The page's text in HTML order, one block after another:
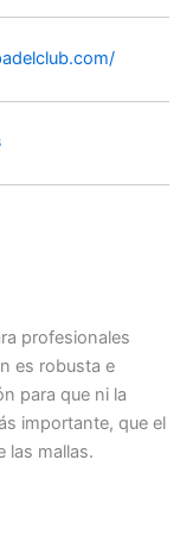
profesionales
es robusta e
para que ni la
importante, que el
las mallas.